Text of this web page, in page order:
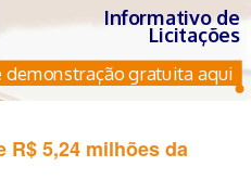
Informativo de
Licitações
demonstração gratuita aqui
5,24 milhões da